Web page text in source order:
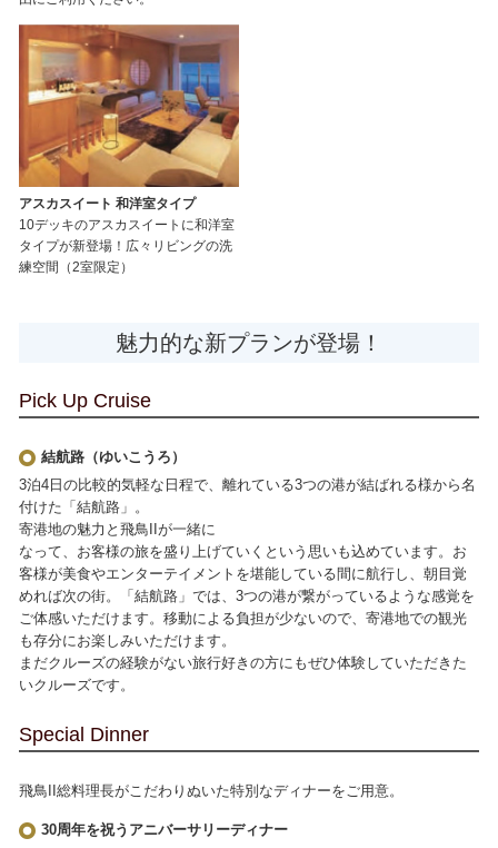
アスカスイート 和洋室タイプ
10デッキのアスカスイートに和洋室
タイプが新登場！広々リビングの洗
練空間（2室限定）
魅力的な新プランが登場！
Pick Up Cruise
結航路（ゆいこうろ）
3泊4日の比較的気軽な日程で、離れている3つの港が結ばれる様から名
付けた「結航路」。
寄港地の魅力と飛鳥IIが一緒に
なって、お客様の旅を盛り上げていくという思いも込めています。お
客様が美食やエンターテイメントを堪能している間に航行し、朝目覚
めれば次の街。「結航路」では、3つの港が繋がっているような感覚を
ご体感いただけます。移動による負担が少ないので、寄港地での観光
も存分にお楽しみいただけます。
まだクルーズの経験がない旅行好きの方にもぜひ体験していただきた
いクルーズです。
Special Dinner
飛鳥II総料理長がこだわりぬいた特別なディナーをご用意。
30周年を祝うアニバーサリーディナー